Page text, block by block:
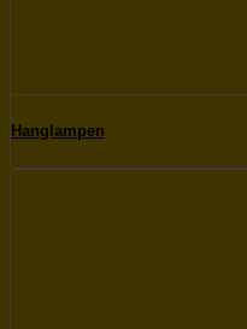
Hanglampen